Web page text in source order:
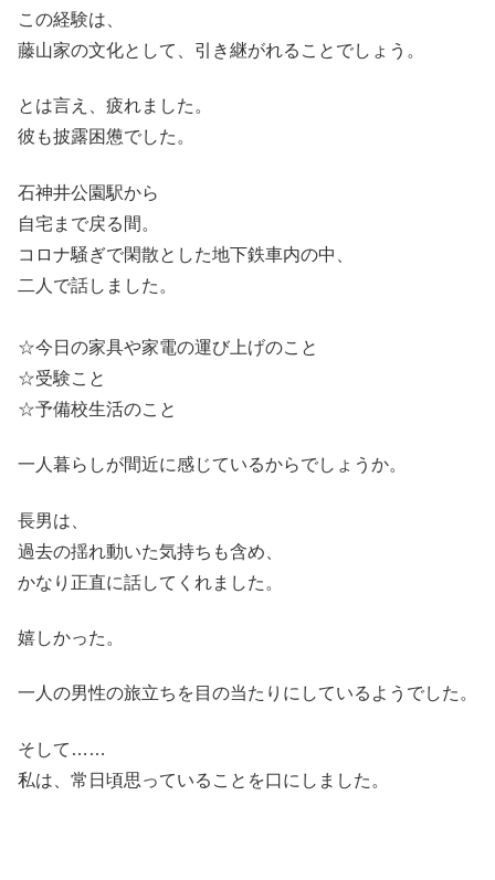
この経験は、
藤山家の文化として、引き継がれることでしょう。
とは言え、疲れました。
彼も披露困憊でした。
石神井公園駅から
自宅まで戻る間。
コロナ騒ぎで閑散とした地下鉄車内の中、
二人で話しました。
☆今日の家具や家電の運び上げのこと
☆受験こと
☆予備校生活のこと
一人暮らしが間近に感じているからでしょうか。
長男は、
過去の揺れ動いた気持ちも含め、
かなり正直に話してくれました。
嬉しかった。
一人の男性の旅立ちを目の当たりにしているようでした。
そして……
私は、常日頃思っていることを口にしました。